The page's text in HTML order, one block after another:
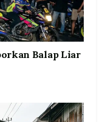
Balap Liar